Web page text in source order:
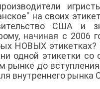
на своих
США и
начиная с 2006
НОВЫХ
одной этикетки
рынке до
внутреннего рынка